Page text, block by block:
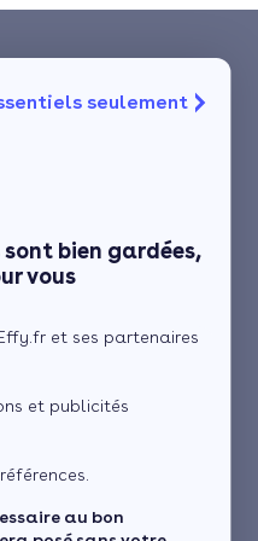
seulement
sont bien gardées,
vous
et ses partenaires
et publicités
au bon